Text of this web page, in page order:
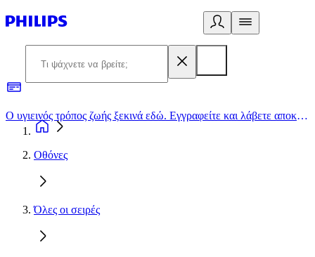
Ο υγιεινός τρόπος ζωής ξεκινά εδώ. Εγγραφείτε και λάβετε αποκλειστικές προσφορές
Οθόνες
Όλες οι σειρές